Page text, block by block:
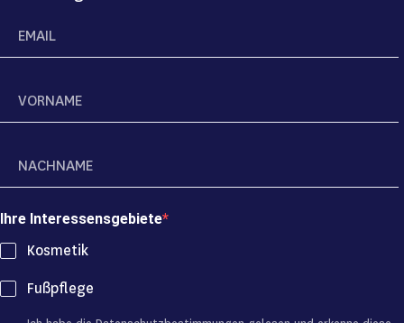
Ihre Interessensgebiete
Kosmetik
Fußpflege